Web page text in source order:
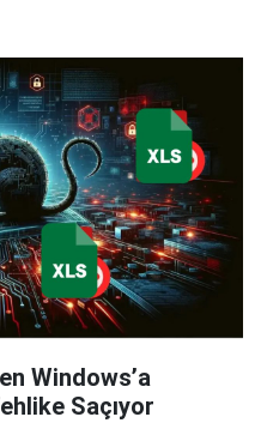
Windows’a
Saçıyor